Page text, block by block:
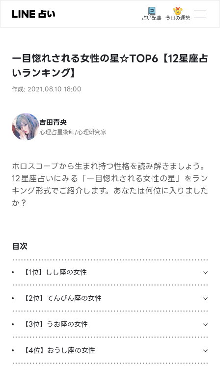
占い記事 今日の運勢
ユーザーの声
相談事例
おすすめの占い師
よくある質問
えもじの子（占）12星座占い
占い記事
お知らせ
※LINEアプリ内のサービスページへ遷移します
一目惚れされる女性の星☆TOP6【12星座占
いランキング】
作成: 2021.08.10 18:00
吉田青央
心理占星術師/心理硏究家
ホロスコープから生まれ持つ性格を読み解きましょう。
12星座占いにみる「一目惚れされる女性の星」をラン
キング形式でご紹介します。あなたは何位に入りました
か？
目次
【1位】しし座の女性
【2位】てんびん座の女性
【3位】うお座の女性
【4位】おうし座の女性